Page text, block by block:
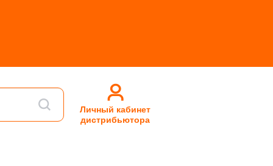
Личный кабинет
дистрибьютора